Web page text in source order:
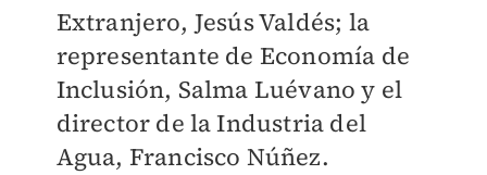
Extranjero, Jesús Valdés; la
representante de Economía de
Inclusión, Salma Luévano y el
director de la Industria del
Agua, Francisco Núñez.